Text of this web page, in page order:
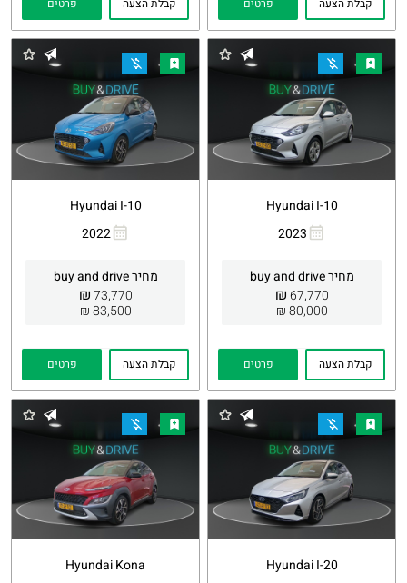
קבלת הצעה פרטים קבלת הצעה פרטים
Hyundai I-10
2023
מחיר buy and drive
67,770
₪
80,000 ₪
Whatsapp
קבלת הצעה פרטים
Hyundai I-10
2022
מחיר buy and drive
73,770
₪
83,500 ₪
Whatsapp
קבלת הצעה פרטים
Hyundai I-20
Hyundai Kona